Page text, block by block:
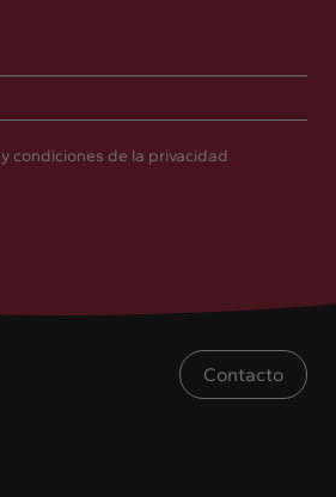
Contacto
condiciones de la privacidad